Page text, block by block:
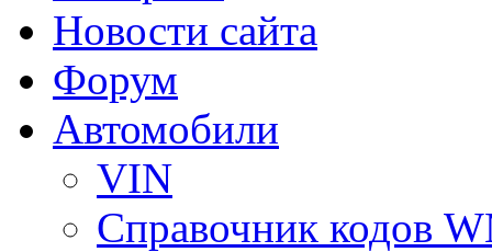
Новости сайта
Форум
Автомобили
VIN
Справочник кодов